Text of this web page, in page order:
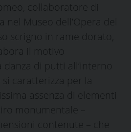
collaboratore di
Museo dell’Opera del
scrigno in rame dorato,
il motivo
di putti all’interno
caratterizza per la
assenza di elementi
monumentale –
contenute – che